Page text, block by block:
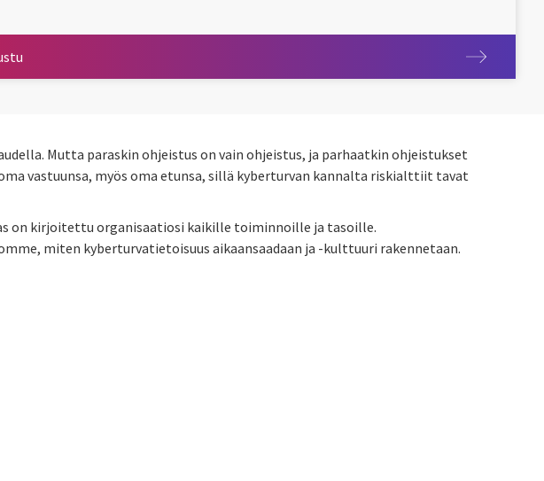
Mutta paraskin ohjeistus on vain ohjeistus, ja parhaatkin ohjeistukset
vastuunsa, myös oma etunsa, sillä kyberturvan kannalta riskialttiit tavat
on kirjoitettu organisaatiosi kaikille toiminnoille ja tasoille.
miten kyberturvatietoisuus aikaansaadaan ja -kulttuuri rakennetaan.